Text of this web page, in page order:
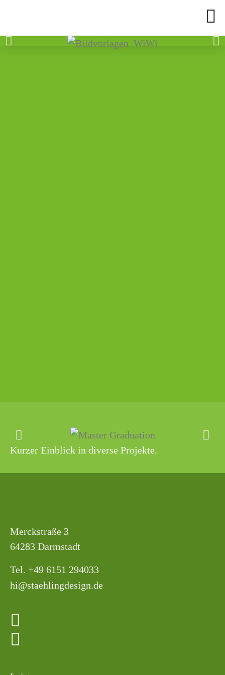
Kurzer Einblick in diverse Projekte.
Merckstraße 3
64283 Darmstadt
Tel. +49 6151 294033
hi@staehlingdesign.de